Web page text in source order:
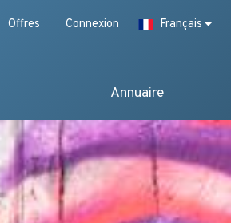
Offres Connexion Français
Annuaire